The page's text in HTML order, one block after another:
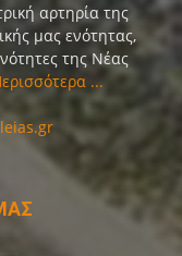
αρτηρία της
μας ενότητας,
της Νέας
...